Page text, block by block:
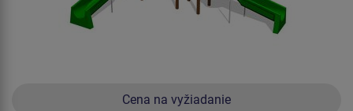
Cena na vyžiadanie